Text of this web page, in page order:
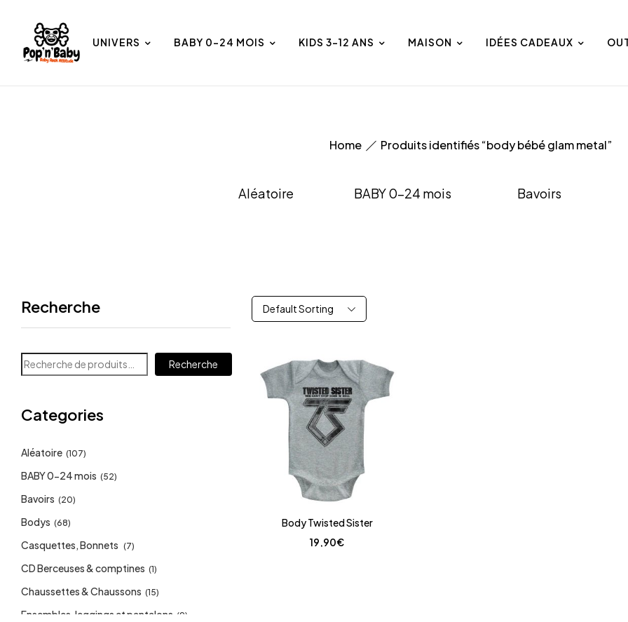
UNIVERS BABY 0-24 MOIS KIDS 3-12 ANS MAISON IDÉES CADEAUX
Home Produits identifiés “body bébé glam metal”
Aléatoire BABY 0-24 mois Bavoirs
Recherche
Recherche
Categories
Aléatoire (107)
BABY 0-24 mois (52)
Bavoirs (20)
Bodys (68)
Casquettes, Bonnets (7)
CD Berceuses & comptines (1)
Chaussettes & Chaussons (15)
Ensembles, leggings et pantalons (9)
Default Sorting
Body Twisted Sister
19,90€